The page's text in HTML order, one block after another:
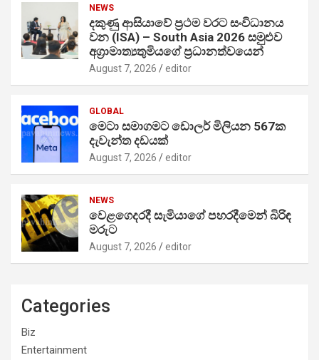
NEWS
දකුණු ආසියාවේ ප්‍රථම වරට සංවිධානය
වන (ISA) – South Asia 2026 සමුළුව
අග්‍රාමාත්‍යතුමියගේ ප්‍රධානත්වයෙන්
August 7, 2026 editor
GLOBAL
මෙටා සමාගමට ඩොලර් මිලියන 567ක
දැවැන්ත දඩයක්
August 7, 2026 editor
NEWS
වෙළගෙදරදී සැමියාගේ පහරදීමෙන් බිරිඳ
මරුට
August 7, 2026 editor
Categories
Biz
Entertainment